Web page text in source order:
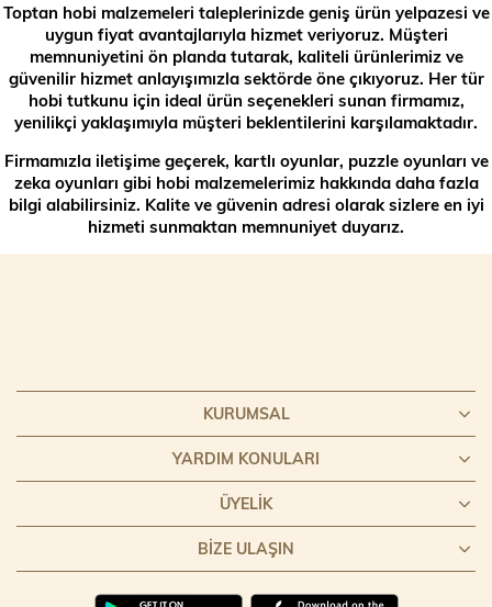
Toptan hobi malzemeleri taleplerinizde geniş ürün yelpazesi ve
uygun fiyat avantajlarıyla hizmet veriyoruz. Müşteri
memnuniyetini ön planda tutarak, kaliteli ürünlerimiz ve
güvenilir hizmet anlayışımızla sektörde öne çıkıyoruz. Her tür
hobi tutkunu için ideal ürün seçenekleri sunan firmamız,
yenilikçi yaklaşımıyla müşteri beklentilerini karşılamaktadır.
Firmamızla iletişime geçerek, kartlı oyunlar, puzzle oyunları ve
zeka oyunları gibi hobi malzemelerimiz hakkında daha fazla
bilgi alabilirsiniz. Kalite ve güvenin adresi olarak sizlere en iyi
hizmeti sunmaktan memnuniyet duyarız.
KURUMSAL
YARDIM KONULARI
ÜYELIK
BIZE ULAŞIN